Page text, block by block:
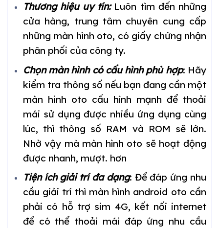
Thương hiệu uy tín:Luôn tìm đến những
cửa hàng, trung tâm chuyên cung cấp
những màn hình oto, có giấy chứng nhận
phân phối của công ty.
Chọn màn hình có cấu hình phù hợp: Hãy
kiểm tra thông số nếu bạn đang cần một
màn hinh oto cấu hình mạnh để thoải
mái sử dụng được nhiều ứng dụng cùng
lúc, thì thông số RAM và ROM sẽ lớn.
Nhờ vậy mà màn hình oto sẽ hoạt động
được nhanh, mượt. hơn
Tiện ích giải trí đa dạng: Để đáp ứng nhu
cầu giải trí thì màn hình android oto cần
phải có hỗ trợ sim 4G, kết nối internet
để có thể thoải mái đáp ứng nhu cầu